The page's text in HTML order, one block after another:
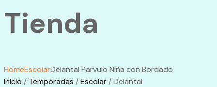
Tienda
HomeEscolarDelantal Parvulo Niña con Bordado
Inicio / Temporadas /Escolar / Delantal